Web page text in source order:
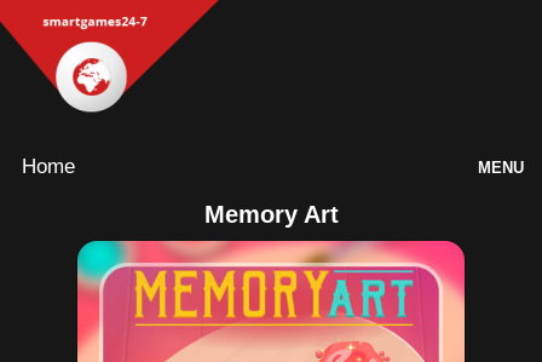
Home MENU
Memory Art